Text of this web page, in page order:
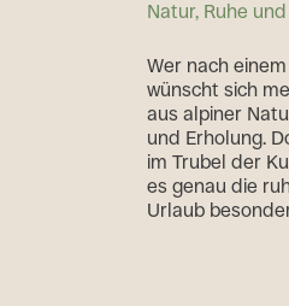
Natur, Ruhe
Wer nach einem
wünscht sich
aus alpiner
und Erholung.
im Trubel der
es genau die
Urlaub